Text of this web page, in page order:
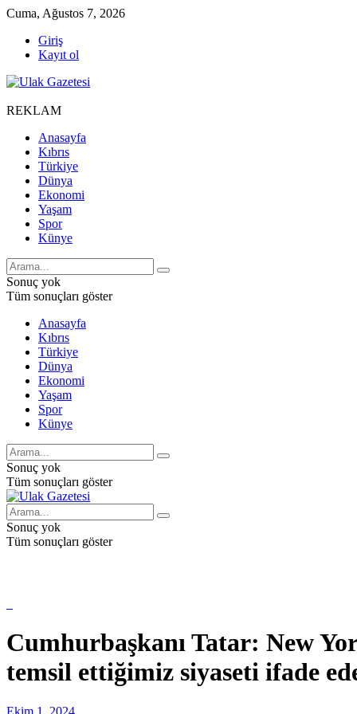
Cuma, Ağustos 7, 2026
Giriş
Kayıt ol
REKLAM
Anasayfa
Kıbrıs
Türkiye
Dünya
Ekonomi
Yaşam
Spor
Künye
Sonuç yok
Tüm sonuçları göster
Anasayfa
Kıbrıs
Türkiye
Dünya
Ekonomi
Yaşam
Spor
Künye
Sonuç yok
Tüm sonuçları göster
Sonuç yok
Tüm sonuçları göster
Cumhurbaşkanı Tatar: New
temsil ettiğimiz siyaseti ifade
Ekim 1, 2024